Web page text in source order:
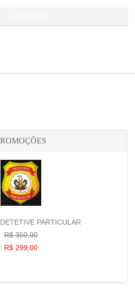
PARTICULAR
R$ 350,00
R$ 299,00